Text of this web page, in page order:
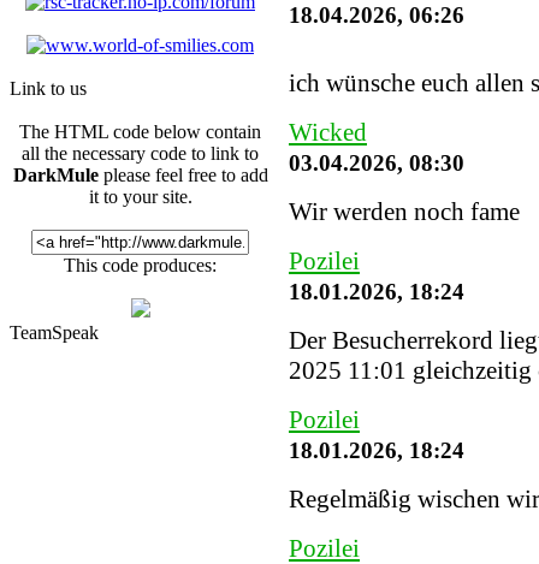
Link to us
The HTML code below contain
all the necessary code to link to
DarkMuleplease feel free to add
it to your site.
This code produces:
TeamSpeak
18.04.2026, 06:26
ich wünsche euch allen
Wicked
03.04.2026, 08:30
Wir werden noch fame
Pozilei
18.01.2026, 18:24
Der Besucherrekord
2025 11:01 gleichzeitig
Pozilei
18.01.2026, 18:24
Regelmäßig wischen
Pozilei